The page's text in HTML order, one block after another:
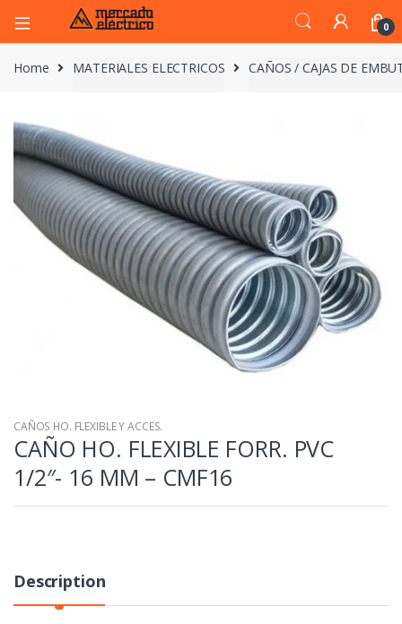
0
Home MATERIALES ELECTRICOS CAÑOS / CAJAS DE
CAÑOS HO. FLEXIBLE Y ACCES.
CAÑO HO. FLEXIBLE FORR. PVC
1/2″- 16 MM – CMF16
Description